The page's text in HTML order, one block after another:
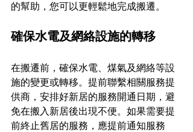
的幫助，您可以更輕鬆地完成搬遷。
確保水電及網絡設施的轉移
在搬遷前，確保水電、煤氣及網絡等設
施的變更或轉移。提前聯繫相關服務提
供商，安排好新居的服務開通日期，避
免在搬入新居後出現不便。如果需要提
前終止舊居的服務，應提前通知服務